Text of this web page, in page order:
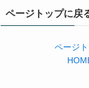
ーページトップに戻
ページ